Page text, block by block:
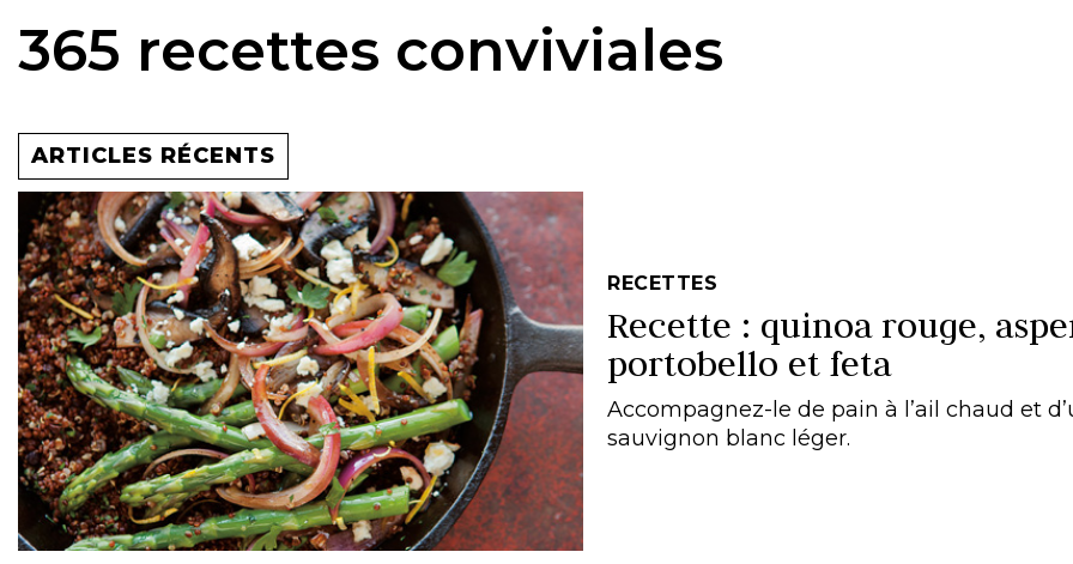
365 recettes conviviales
ARTICLES RÉCENTS
RECETTES
Recette : quinoa rouge,
portobello et feta
Accompagnez-le de pain à l’ail chaud et
sauvignon blanc léger.